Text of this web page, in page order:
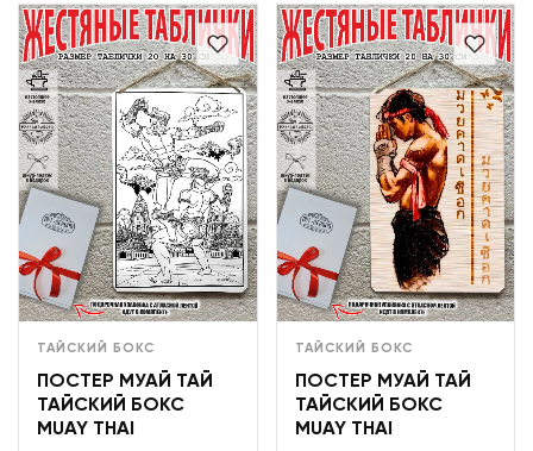
ТАЙСКИЙ БОКС
ПОСТЕР МУАЙ ТАЙ
ТАЙСКИЙ БОКС
MUAY THAI
ТАЙСКИЙ БОКС
ПОСТЕР МУАЙ ТАЙ
ТАЙСКИЙ БОКС
MUAY THAI